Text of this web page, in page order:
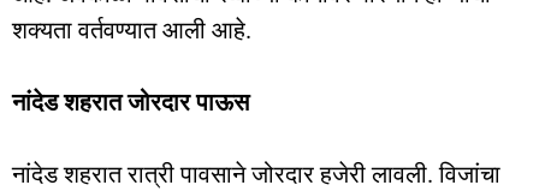
शक्यता वर्तवण्यात आली आहे.
नांदेड शहरात जोरदार पाऊस
नांदेड शहरात रात्री पावसाने जोरदार हजेरी लावली. विजांचा